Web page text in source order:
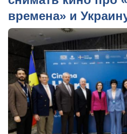
времена» и